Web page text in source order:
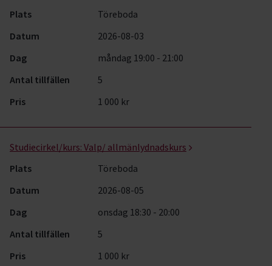
Plats
Töreboda
Datum
2026-08-03
Dag
måndag 19:00 - 21:00
Antal tillfällen
5
Pris
1 000 kr
Studiecirkel/kurs: Valp/ allmänlydnadskurs
Plats
Töreboda
Datum
2026-08-05
Dag
onsdag 18:30 - 20:00
Antal tillfällen
5
Pris
1 000 kr